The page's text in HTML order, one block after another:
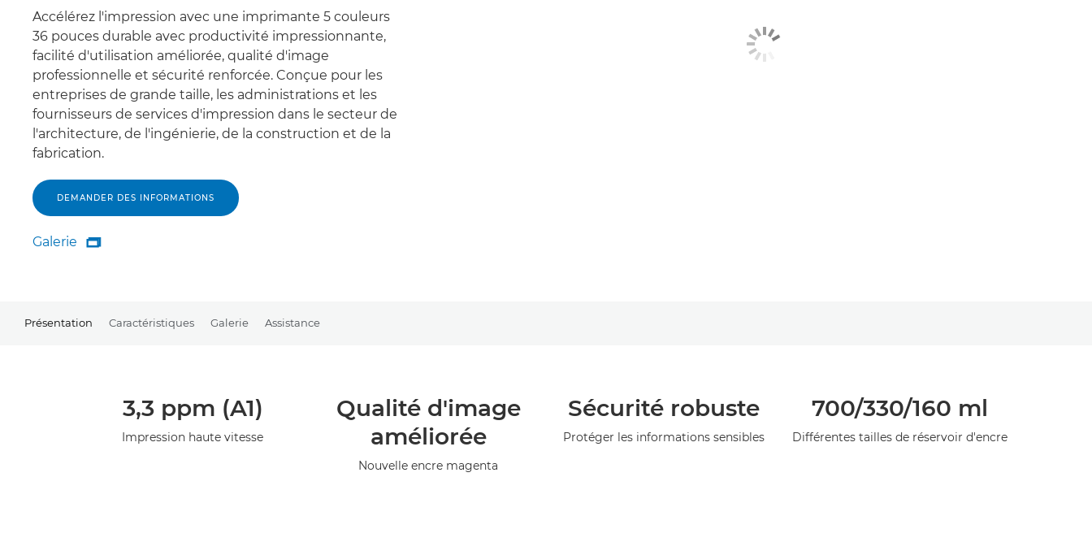
Accélérez l'impression avec une imprimante 5 couleurs
36 pouces durable avec productivité impressionnante,
facilité d'utilisation améliorée, qualité d'image
professionnelle et sécurité renforcée. Conçue pour les
entreprises de grande taille, les administrations et les
fournisseurs de services d'impression dans le secteur de
l'architecture, de l'ingénierie, de la construction et de la
fabrication.
DEMANDER DES INFORMATIONS
Galerie
Galerie

Présentation Caractéristiques Galerie Assistance
3,3 ppm (A1)
Impression haute vitesse
Qualité d'image
améliorée
Nouvelle encre magenta
Sécurité robuste
Protéger les informations sensibles
700/330/160 ml
Différentes tailles de réservoir d'encre